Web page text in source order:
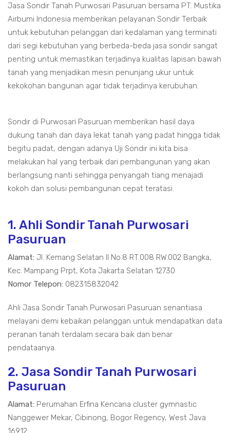
Jasa Sondir Tanah Purwosari Pasuruan bersama PT. Mustika
Airbumi Indonesia memberikan pelayanan Sondir Terbaik
untuk kebutuhan pelanggan dari kedalaman yang terminati
dari segi kebutuhan yang berbeda-beda jasa sondir sangat
penting untuk memastikan terjadinya kualitas lapisan bawah
tanah yang menjadikan mesin penunjang ukur untuk
kekokohan bangunan agar tidak terjadinya kerubuhan.
Sondir di Purwosari Pasuruan memberikan hasil daya
dukung tanah dan daya lekat tanah yang padat hingga tidak
begitu padat, dengan adanya Uji Sondir ini kita bisa
melakukan hal yang terbaik dari pembangunan yang akan
berlangsung nanti sehingga penyangah tiang menajadi
kokoh dan solusi pembangunan cepat teratasi.
1. Ahli Sondir Tanah Purwosari
Pasuruan
Alamat: Jl. Kemang Selatan II No.8 RT.008 RW.002 Bangka,
Kec. Mampang Prpt, Kota Jakarta Selatan 12730
Nomor Telepon: 082315832042
Ahli Jasa Sondir Tanah Purwosari Pasuruan senantiasa
melayani demi kebaikan pelanggan untuk mendapatkan data
peranan tanah terdalam secara baik dan benar
pendataanya.
2. Jasa Sondir Tanah Purwosari
Pasuruan
Alamat: Perumahan Erfina Kencana cluster gymnastic
Nanggewer Mekar, Cibinong, Bogor Regency, West Java
16912